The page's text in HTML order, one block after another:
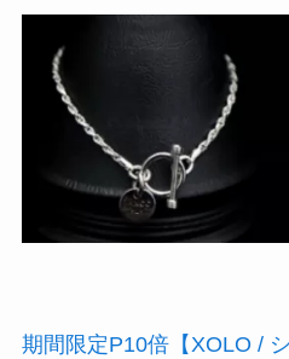
期間限定P10倍【XOLO /